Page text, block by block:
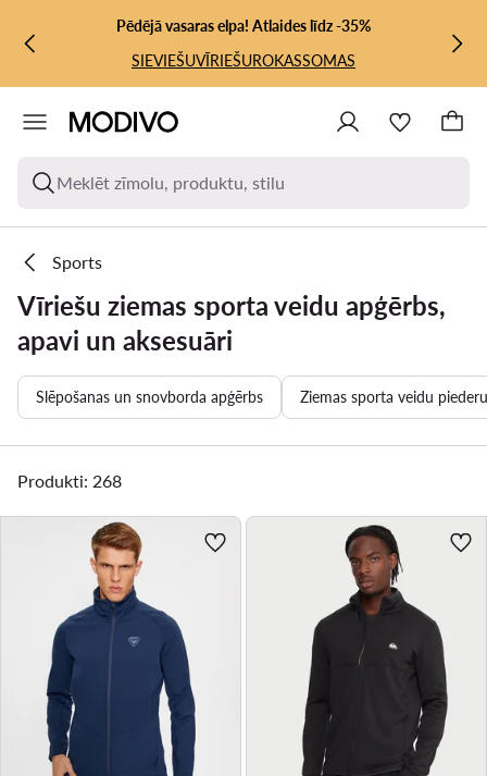
PĀRIET UZ GALVENO SATURU
PĀRIET UZ MEKLĒŠANUPēdējā vasaras elpa! Atlaides līdz -35%
SIEVIEŠUVĪRIEŠUROKASSOMAS
Meklēt zīmolu, produktu, stilu
Sports
Vīriešu ziemas sporta veidu apģērbs,
apavi un aksesuāri
Slēpošanas un snovborda apģērbs Ziemas sporta veidu
Produkti: 268